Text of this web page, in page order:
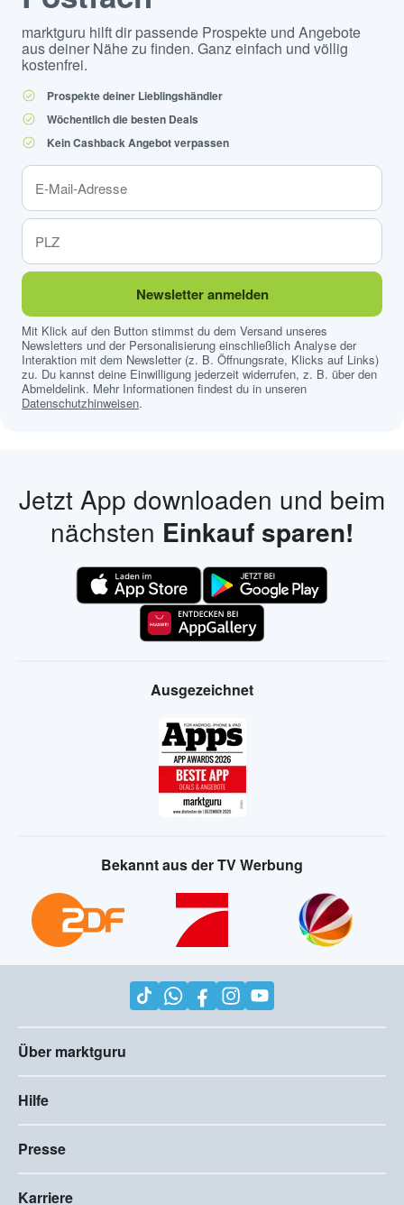
marktguru hilft dir passende Prospekte und Angebote
aus deiner Nähe zu finden. Ganz einfach und völlig
kostenfrei.
Prospekte deiner Lieblingshändler
Wöchentlich die besten Deals
Kein Cashback Angebot verpassen
Newsletter anmelden
Mit Klick auf den Button stimmst du dem Versand unseres
Newsletters und der Personalisierung einschließlich Analyse der
Interaktion mit dem Newsletter (z. B. Öffnungsrate, Klicks auf Links)
zu. Du kannst deine Einwilligung jederzeit widerrufen, z. B. über den
Abmeldelink. Mehr Informationen findest du in unseren
Datenschutzhinweisen.
Jetzt App downloaden und beim
nächsten Einkauf sparen!
Ausgezeichnet
Bekannt aus der TV Werbung
Über marktguru
Hilfe
Presse
Karriere